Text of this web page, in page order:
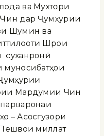
ва Мухтори
дар Ҷумҳурии
Шумин ва
Шӯрои
муносибатҳои
Мардумии Чин
– Асосгузори
миллат